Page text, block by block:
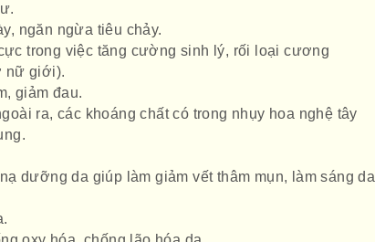
ngăn ngừa tiêu chảy.
trong việc tăng cường sinh lý, rối loại cương
nữ giới).
giảm đau.
ra, các khoáng chất có trong nhụy hoa nghệ tây
dưỡng da giúp làm giảm vết thâm mụn, làm sáng da